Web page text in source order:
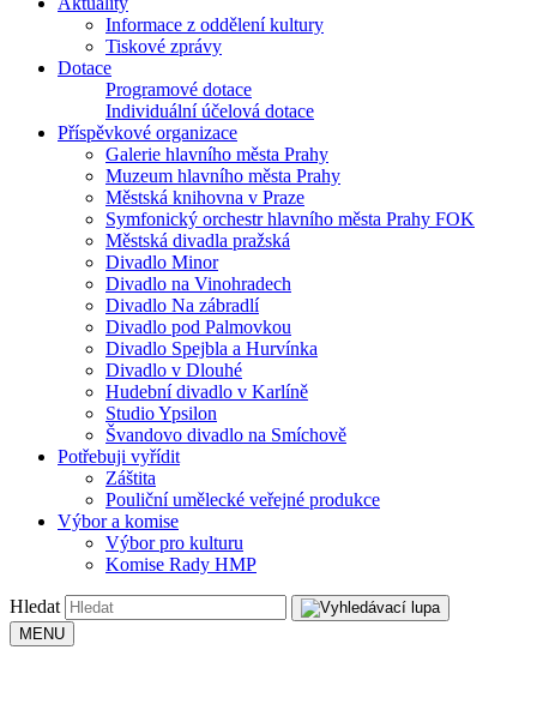
Informace z oddělení kultury
Tiskové zprávy
Dotace
Programové dotace
Individuální účelová dotace
Příspěvkové organizace
Galerie hlavního města Prahy
Muzeum hlavního města Prahy
Městská knihovna v Praze
Symfonický orchestr hlavního města Prahy FOK
Městská divadla pražská
Divadlo Minor
Divadlo na Vinohradech
Divadlo Na zábradlí
Divadlo pod Palmovkou
Divadlo Spejbla a Hurvínka
Divadlo v Dlouhé
Hudební divadlo v Karlíně
Studio Ypsilon
Švandovo divadlo na Smíchově
Potřebuji vyřídit
Záštita
Pouliční umělecké veřejné produkce
Výbor a komise
Výbor pro kulturu
Komise Rady HMP
Hledat
MENU